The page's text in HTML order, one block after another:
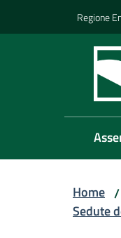
Regione
Home /
Sedute